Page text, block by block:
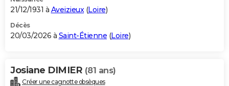
21/12/1931 à Aveizieux (Loire)
Décès
20/03/2026 à Saint-Étienne (Loire)
Josiane DIMIER (81 ans)
Créer une cagnotte obsèques